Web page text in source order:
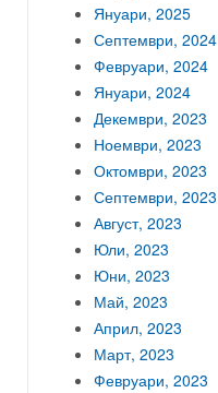
Януари, 2025
Септември, 2024
Февруари, 2024
Януари, 2024
Декември, 2023
Ноември, 2023
Октомври, 2023
Септември, 2023
Август, 2023
Юли, 2023
Юни, 2023
Май, 2023
Април, 2023
Март, 2023
Февруари, 2023